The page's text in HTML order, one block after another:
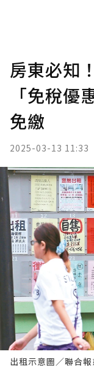
房東必知
「免稅
免繳
2025-03-13 11:33
出租示意圖／聯合